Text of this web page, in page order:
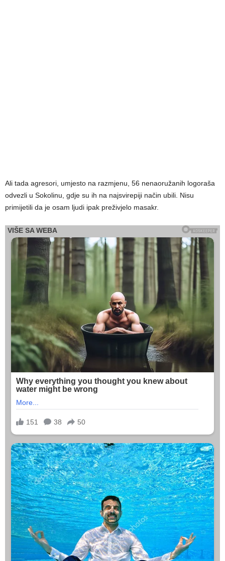
Ali tada agresori, umjesto na razmjenu, 56 nenaoružanih logoraša
odvezli u Sokolinu, gdje su ih na najsvirepiji način ubili. Nisu
primijetili da je osam ljudi ipak preživjelo masakr.